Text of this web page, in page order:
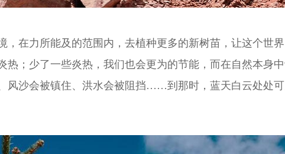
，在力所能及的范围内，去植种更多的新树苗，让这个世
热；少了一些炎热，我们也会更为的节能，而在自然本
风沙会被镇住、洪水会被阻挡……到那时，蓝天白云处处